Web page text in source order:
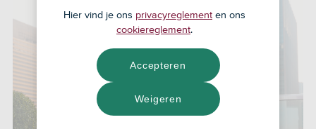
Hier vind je ons privacyreglement en ons
cookiereglement.
Weigeren
Accepteren